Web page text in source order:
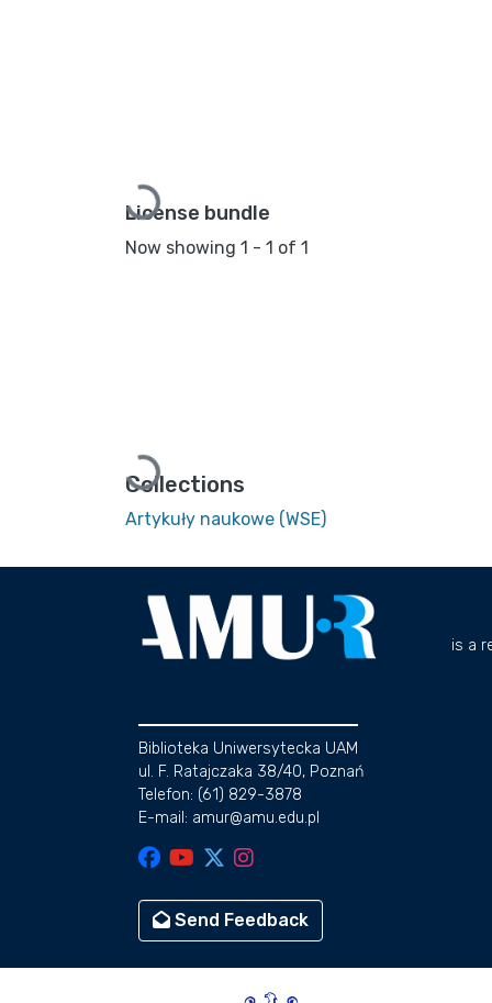
Loading...
License bundle
Now showing 1 - 1 of 1
Loading...
Collections
Artykuły naukowe (WSE)
is a
Biblioteka Uniwersytecka UAM
ul. F. Ratajczaka 38/40, Poznań
Telefon: (61) 829-3878
E-mail: amur@amu.edu.pl
Send Feedback